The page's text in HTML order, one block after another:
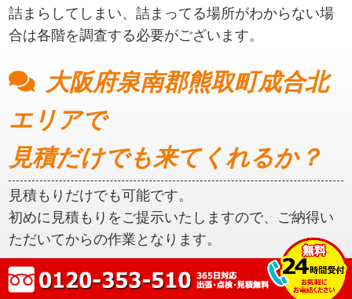
詰まらしてしまい、詰まってる場所がわからない場
合は各階を調査する必要がございます。
大阪府泉南郡熊取町成合北
エリアで
見積だけでも来てくれるか？
見積もりだけでも可能です。
初めに見積もりをご提示いたしますので、ご納得い
ただいてからの作業となります。
大阪府泉南郡熊取町成合北